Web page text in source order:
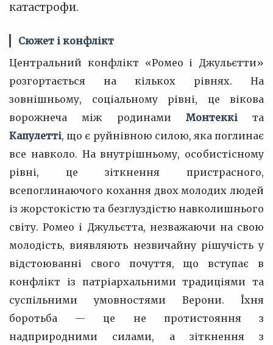
катастрофи.
Сюжет і конфлікт
Центральний конфлікт «Ромео і Джульєтти»
розгортається на кількох рівнях. На
зовнішньому, соціальному рівні, це вікова
ворожнеча між родинами Монтеккіта
Капулетті, що є руйнівною силою, яка поглинає
все навколо. На внутрішньому, особистісному
рівні, це зіткнення пристрасного,
всепоглинаючого кохання двох молодих людей
із жорстокістю та безглуздістю навколишнього
світу. Ромео і Джульєтта, незважаючи на свою
молодість, виявляють незвичайну рішучість у
відстоюванні свого почуття, що вступає в
конфлікт із патріархальними традиціями та
суспільними умовностями Верони. Їхня
боротьба — це не протистояння з
надприродними силами, а зіткнення з